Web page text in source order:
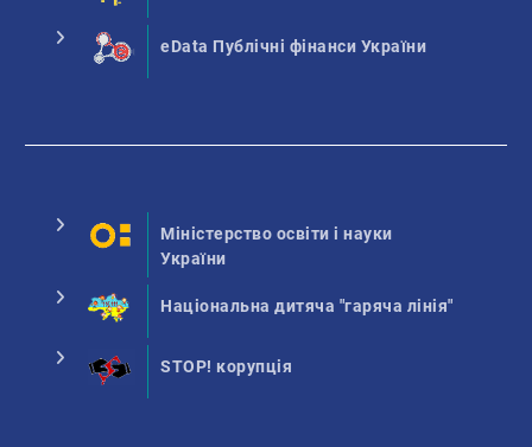
eData Публічні фінанси України
Міністерство освіти і науки
України
Національна дитяча "гаряча лінія"
STOP! корупція